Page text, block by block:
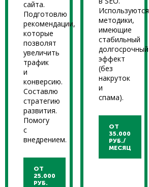
сайта.
Подготовлю
рекомендации,
которые
позволят
увеличить
трафик
и
конверсию.
Составлю
стратегию
развития.
Помогу
с
внедрением.
ОТ
25.000
РУБ.
Используются
методики,
имеющие
стабильный
долгосрочный
эффект
(без
накруток
и
спама).
ОТ
35.000
РУБ./
МЕСЯЦ